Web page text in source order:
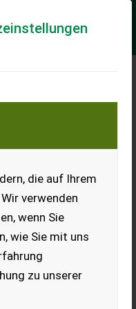
die auf Ihrem
verwenden
wenn Sie
wie Sie mit uns
zu unserer
Baumaschinen –
1200mm 2To
verzinkt + besonders